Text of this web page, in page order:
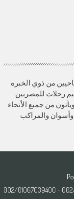
من ذوي الخبره
رحلات للمصريين
من جميع الأنحاء
والمراكب